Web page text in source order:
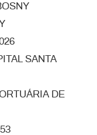
SANTA
DE